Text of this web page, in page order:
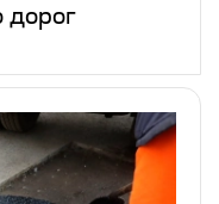
дорог